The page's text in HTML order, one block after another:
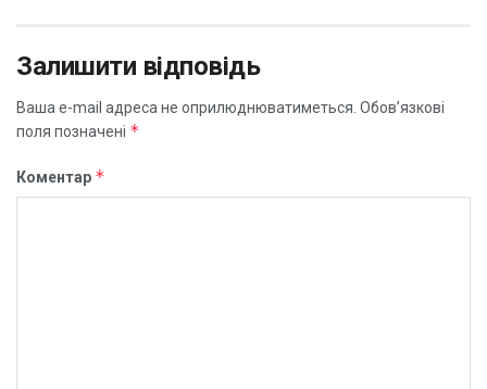
Залишити відповідь
Ваша e-mail адреса не оприлюднюватиметься. Обов’язкові
поля позначені *
Коментар *